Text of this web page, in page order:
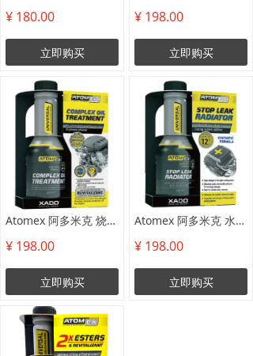
¥ 180.00
立即购买
¥ 198.00
立即购买
Atomex 阿多米克 烧机油缓解剂
¥ 198.00
立即购买
Atomex 阿多米克 水箱堵漏剂
¥ 198.00
立即购买